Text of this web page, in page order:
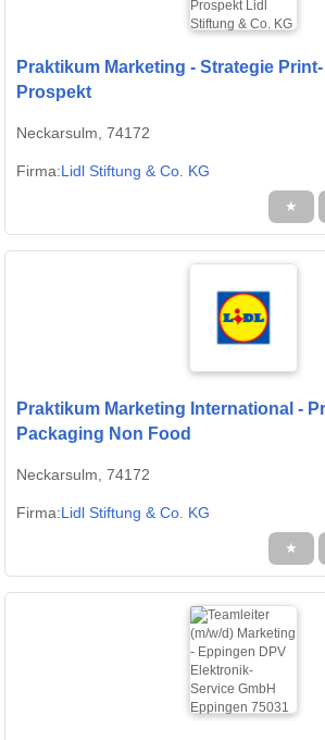
Praktikum Marketing - Strategie
Prospekt
Neckarsulm, 74172
Firma:Lidl Stiftung & Co. KG
★
Praktikum Marketing International -
Packaging Non Food
Neckarsulm, 74172
Firma:Lidl Stiftung & Co. KG
★